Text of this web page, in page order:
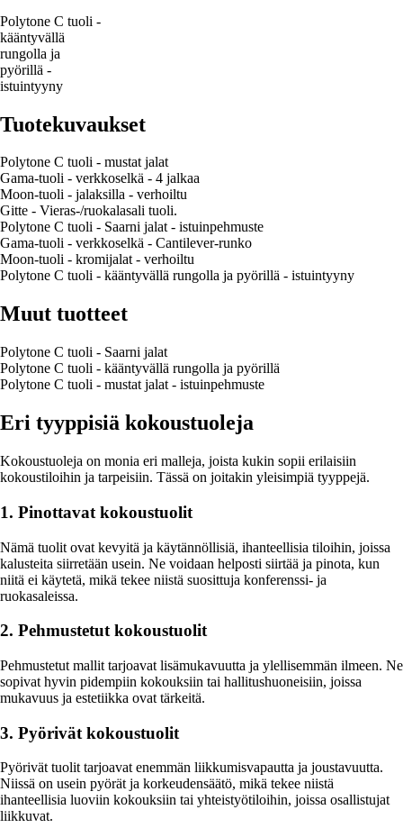
Polytone C tuoli -
kääntyvällä
rungolla ja
pyörillä -
istuintyyny
Tuotekuvaukset
Polytone C tuoli - mustat jalat
Gama-tuoli - verkkoselkä - 4 jalkaa
Moon-tuoli - jalaksilla - verhoiltu
Gitte - Vieras-/ruokalasali tuoli.
Polytone C tuoli - Saarni jalat - istuinpehmuste
Gama-tuoli - verkkoselkä - Cantilever-runko
Moon-tuoli - kromijalat - verhoiltu
Polytone C tuoli - kääntyvällä rungolla ja pyörillä - istuintyyny
Muut tuotteet
Polytone C tuoli - Saarni jalat
Polytone C tuoli - kääntyvällä rungolla ja pyörillä
Polytone C tuoli - mustat jalat - istuinpehmuste
Eri tyyppisiä kokoustuoleja
Kokoustuoleja on monia eri malleja, joista kukin sopii erilaisiin
kokoustiloihin ja tarpeisiin. Tässä on joitakin yleisimpiä tyyppejä.
1. Pinottavat kokoustuolit
Nämä tuolit ovat kevyitä ja käytännöllisiä, ihanteellisia tiloihin, joissa
kalusteita siirretään usein. Ne voidaan helposti siirtää ja pinota, kun
niitä ei käytetä, mikä tekee niistä suosittuja konferenssi- ja
ruokasaleissa.
2. Pehmustetut kokoustuolit
Pehmustetut mallit tarjoavat lisämukavuutta ja ylellisemmän ilmeen. Ne
sopivat hyvin pidempiin kokouksiin tai hallitushuoneisiin, joissa
mukavuus ja estetiikka ovat tärkeitä.
3. Pyörivät kokoustuolit
Pyörivät tuolit tarjoavat enemmän liikkumisvapautta ja joustavuutta.
Niissä on usein pyörät ja korkeudensäätö, mikä tekee niistä
ihanteellisia luoviin kokouksiin tai yhteistyötiloihin, joissa osallistujat
liikkuvat.